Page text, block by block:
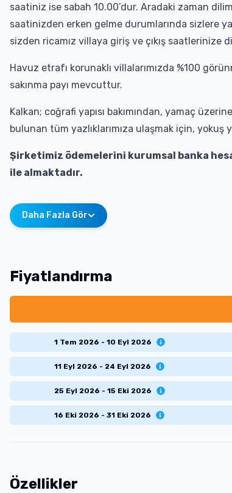
saatiniz ise sabah 10.00’dur. Aradaki zaman
saatinizden erken gelme durumlarında sizlere
sizden ricamız villaya giriş ve çıkış saatlerinize
Havuz etrafı korunaklı villalarımızda %100
sakınma payı mevcuttur.
Kalkan; coğrafi yapısı bakımından, yamaç
bulunan tüm yazlıklarımıza ulaşmak için, yokuş
Şirketimiz ödemelerini kurumsal banka
ile almaktadır.
Daha Fazla Gör
Fiyatlandırma
1 Tem 2026 - 10 Eyl 2026
11 Eyl 2026 - 24 Eyl 2026
25 Eyl 2026 - 15 Eki 2026
16 Eki 2026 - 31 Eki 2026
Özellikler